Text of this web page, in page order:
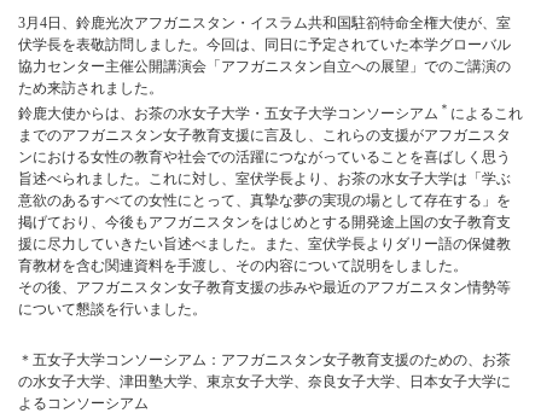
3月4日、鈴鹿光次アフガニスタン・イスラム共和国駐箚特命全権大使が、室
伏学長を表敬訪問しました。今回は、同日に予定されていた本学グローバル
協力センター主催公開講演会「アフガニスタン自立への展望」でのご講演の
ため来訪されました。
鈴鹿大使からは、お茶の水女子大学・五女子大学コンソーシアム ＊ によるこれ
までのアフガニスタン女子教育支援に言及し、これらの支援がアフガニスタ
ンにおける女性の教育や社会での活躍につながっていることを喜ばしく思う
旨述べられました。これに対し、室伏学長より、お茶の水女子大学は「学ぶ
意欲のあるすべての女性にとって、真摯な夢の実現の場として存在する」を
掲げており、今後もアフガニスタンをはじめとする開発途上国の女子教育支
援に尽力していきたい旨述べました。また、室伏学長よりダリー語の保健教
育教材を含む関連資料を手渡し、その内容について説明をしました。
その後、アフガニスタン女子教育支援の歩みや最近のアフガニスタン情勢等
について懇談を行いました。
＊五女子大学コンソーシアム：アフガニスタン女子教育支援のための、お茶
の水女子大学、津田塾大学、東京女子大学、奈良女子大学、日本女子大学に
よるコンソーシアム